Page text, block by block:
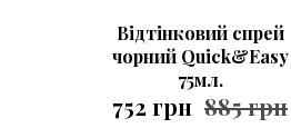
Відтінковий спрей
чорний Quick&Easy
75мл.
752 грн 885 грн